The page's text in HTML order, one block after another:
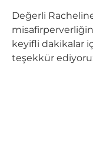
Değerli Racheline
keyifli dakikalar
teşekkür